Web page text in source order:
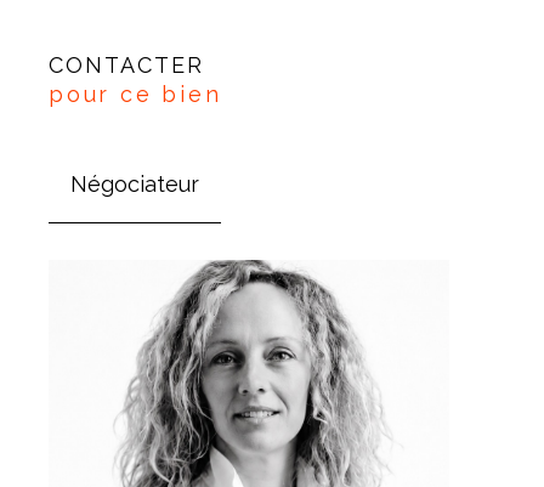
CONTACTER
pour ce bien
Négociateur